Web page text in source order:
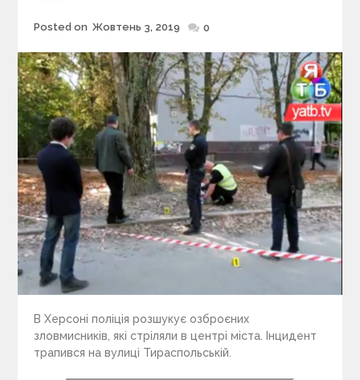
Posted
Posted on Жовтень 3, 2019 0
В Херсоні поліція розшукує озброєних
зловмисників, які стріляли в центрі міста. Інцидент
трапився на вулиці Тираспольській.